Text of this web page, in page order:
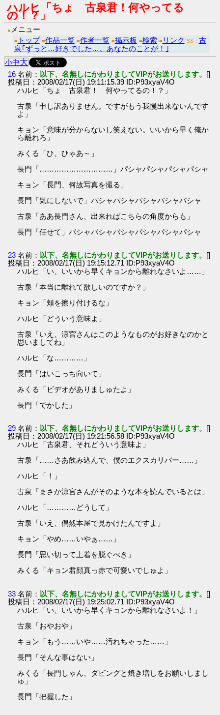
ハルヒ「ちょ 古泉君！何やってる
の！？」
● メニュー
■ トップ ■作品一覧 ■作者一覧 ■掲示板 ■検索 ■ リンク SS： 古
泉｢ずっと…好きでした…。あなたのことが！｣
小中大
16 名前： 以下、名無しにかわりましてVIPがお送りします。 []
投稿日：2008/02/17(日) 19:11:15.39 ID:P93xyaV4O
ハルヒ「ちょ 古泉君！ 何やってるの！？」
古泉「申し訳ありません。ですがもう我慢出来ないんです
よ」
キョン「意味が分からないし笑えない。いいから早く俺か
ら離れろ」
みくる「ひ、ひゃあ～」
長門「…………………………」パシャパシャパシャパシャ
キョン「長門、何故写真を撮る」
長門「気にしないで」パシャパシャパシャパシャパシャ
古泉「ああ長門さん、出来ればこちらの角度からも」
長門「任せて」パシャパシャパシャパシャパシャパシャ
23 名前： 以下、名無しにかわりましてVIPがお送りします。 []
投稿日：2008/02/17(日) 19:15:12.71 ID:P93xyaV4O
ハルヒ「い、いいから早くキョンから離れなさいよ……」
古泉「本当に離れて欲しいのですか？」
キョン「頬を擦り付けるな」
ハルヒ「どういう意味よ」
古泉「いえ、涼宮さんはこのようなものがお好きなのかと
思いましてね」
ハルヒ「な…………」
長門「はいこっち向いて」
みくる「ビデオがありましゅたよ」
長門「でかした」
29 名前： 以下、名無しにかわりましてVIPがお送りします。 []
投稿日：2008/02/17(日) 19:21:56.58 ID:P93xyaV4O
ハルヒ「古泉君、それどういう意味よ」
古泉「……さあ飲み込んで、僕のエクスカリバー……」
ハルヒ「！」
古泉「まさか涼宮さんがそのような本を読んでいるとは」
ハルヒ「…………どうして」
古泉「いえ、偶然本屋で見かけたんですよ」
キョン「やめ……いやぁ……」
長門「思い切って上着を脱ぐべき」
みくる「キョン君顔真っ赤で可愛いでしゅよ」
33 名前： 以下、名無しにかわりましてVIPがお送りします。 []
投稿日：2008/02/17(日) 19:25:02.71 ID:P93xyaV4O
ハルヒ「い、いいから早くキョンから離れなさいよ！」
古泉「おやおや」
キョン「もう……いや……汚れちゃった……」
長門「そんな事はない」
みくる「長門しゃん、ダビングと焼き増しをお願いしまし
ゅ」
長門「把握した」